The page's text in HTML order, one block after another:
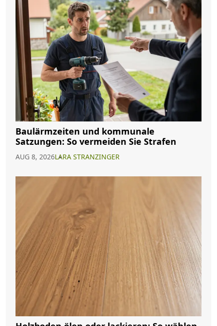
Baulärmzeiten und kommunale
Satzungen: So vermeiden Sie Strafen
AUG 8, 2026LARA STRANZINGER